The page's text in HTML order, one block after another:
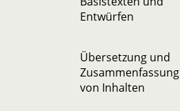
Entwürfen
Übersetzung und
Zusammenfassung
von Inhalten